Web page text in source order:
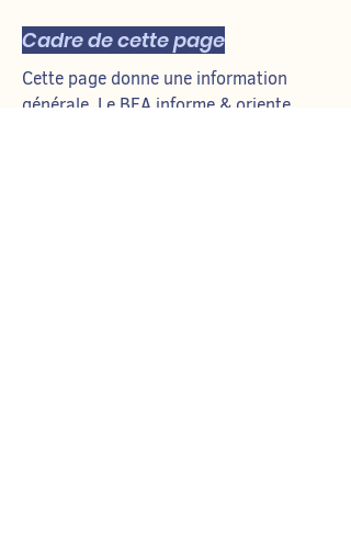
Cadre de cette page
Cette page donne une information
générale. Le BEA informe & oriente,